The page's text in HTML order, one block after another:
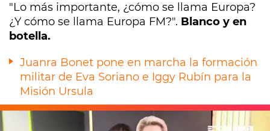
"Lo más importante, ¿cómo se llama Europa?
¿Y cómo se llama Europa FM?". Blanco y en
botella.
Juanra Bonet pone en marcha la formación
militar de Eva Soriano e Iggy Rubín para la
Misión Ursula